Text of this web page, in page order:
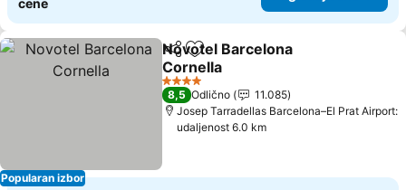
cene
Popularan izbor
Deli Dodati u favorite
Novotel Barcelona
Cornella
Pogledaj cene
4 Zvezdice
8,5 Odlično
11.085
Josep Tarradellas Barcelona–El Prat Airport:
udaljenost 6.0 km